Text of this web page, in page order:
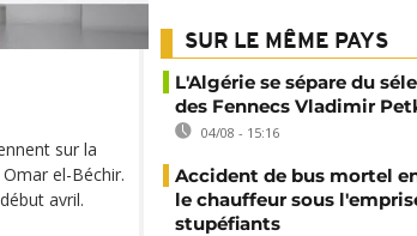
sur la
el-Béchir.
avril.
SUR LE MÊME PAYS
L'Algérie se sépare du
des Fennecs Vladimir
04/08 - 15:16
Accident de bus mortel
le chauffeur sous
stupéfiants